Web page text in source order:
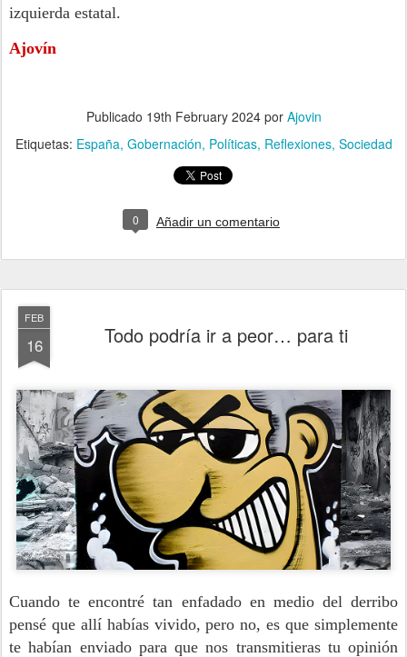
izquierda estatal.
Ajovín
Publicado 19th February 2024por Ajovin
Etiquetas: España Gobernación Políticas Reflexiones Sociedad
0 Añadir un comentario
FEB
16 Todo podría ir a peor… para ti
Cuando te encontré tan enfadado en medio del derribo
pensé que allí habías vivido, pero no, es que simplemente
te habían enviado para que nos transmitieras tu opinión